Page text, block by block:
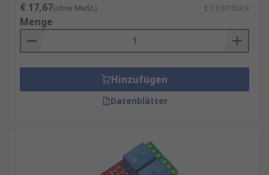
€ 17,67(ohne MwSt.) € 17,67/Stück
Menge
Hinzufügen
Datenblätter